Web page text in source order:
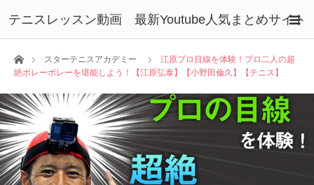
テニスレッスン動画 最新Youtube人気まとめサイト
ホームスターテニスアカデミー
江原プロ目線を体験！プロ二人の超
絶ボレーボレーを堪能しよう！【江原弘泰】【小野田倫久】【テニス】